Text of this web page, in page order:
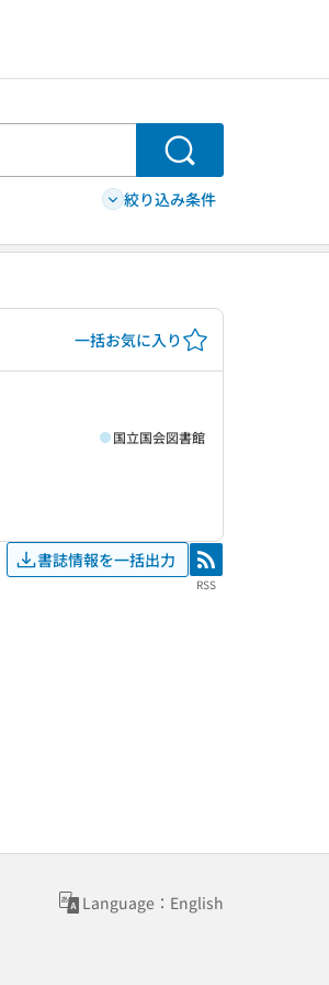
検索
絞り込み条件
一括お気に入り
国立国会図書館
書誌情報を一括出力 RSS
RSS
Language：English